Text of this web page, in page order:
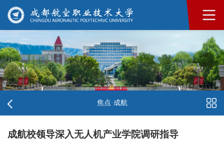
焦点·成航
成航校领导深入无人机产业学院调研指导